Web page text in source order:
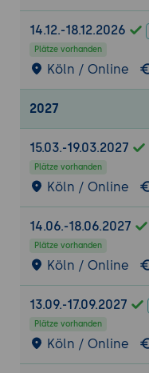
Redundanz
Praxis-Übung (Tag
mit mehreren
den VLANs
prüfen.
Tag 3:
(Abschnitt
7. WLAN-
Sendeleistung
Die Standards
Access-Point-
14.12.-18.12.2026
Plätze vorhanden
Köln / Online
2027
15.03.-19.03.2027
Plätze vorhanden
Köln / Online
14.06.-18.06.2027
Plätze vorhanden
Köln / Online
13.09.-17.09.2027
Plätze vorhanden
Köln / Online